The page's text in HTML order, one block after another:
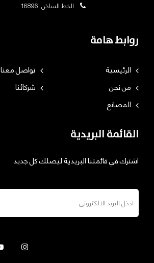
الخط الساخن :16896
روابط هامة
الرئيسية
تواصل معنا
من نحن
شركائنا
المصانع
القائمة البريدية
اشترك في قائمتنا البريدية ليصلك كل جديد